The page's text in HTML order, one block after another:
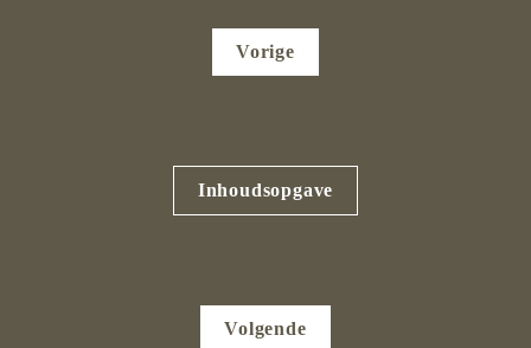
Vorige
Inhoudsopgave
Volgende